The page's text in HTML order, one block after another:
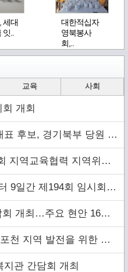
세대
..
대한적십자
영북봉사
회,..
교육 사회
개회
당원 및 2030 세대와 ‘소통 행보’
교육협력 지역위원회 주재
간 제194회 임시회 개회
최…주요 현안 16건 점검
발전을 위한 정담회 개최
관 간담회 개최